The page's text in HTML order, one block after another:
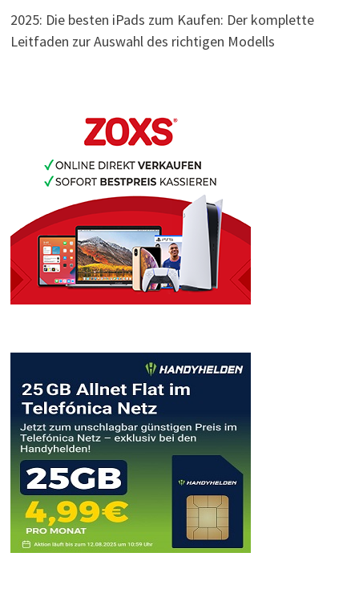
2025: Die besten iPads zum Kaufen: Der komplette
Leitfaden zur Auswahl des richtigen Modells